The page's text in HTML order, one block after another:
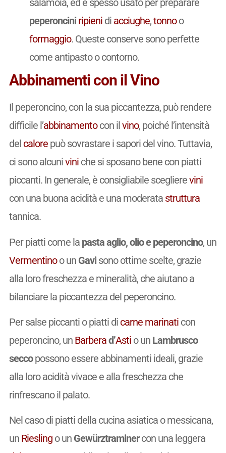
salamoia, ed è spesso usato per preparare
peperonciniripienidi acciughe,tonnoo
formaggio. Queste conserve sono perfette
come antipasto o contorno.
Abbinamenti con il Vino
Il peperoncino, con la sua piccantezza, può rendere
difficile l’abbinamentocon ilvino, poiché l’intensità
del calorepuò sovrastare i sapori del vino. Tuttavia,
ci sono alcuniviniche si sposano bene con piatti
piccanti. In generale, è consigliabile sceglierevini
con una buona acidità e una moderata struttura
tannica.
Per piatti come la pasta aglio, olio e peperoncino, un
Vermentinoo un Gavisono ottime scelte, grazie
alla loro freschezza e mineralità, che aiutano a
bilanciare la piccantezza del peperoncino.
Per salse piccanti o piatti di carne marinaticon
peperoncino, un Barberad’Astio un Lambrusco
seccopossono essere abbinamenti ideali, grazie
alla loro acidità vivace e alla freschezza che
rinfrescano il palato.
Nel caso di piatti della cucina asiatica o messicana,
un Rieslingo un Gewürztraminercon una leggera